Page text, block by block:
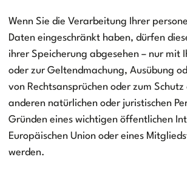
Wenn Sie die Verarbeitung Ihrer
Daten eingeschränkt haben, dürfen
ihrer Speicherung abgesehen – nur mit
oder zur Geltendmachung, Ausübung
von Rechtsansprüchen oder zum
anderen natürlichen oder juristischen
Gründen eines wichtigen öffentlichen
Europäischen Union oder eines
werden.